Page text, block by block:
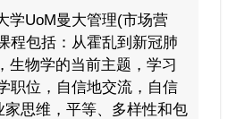
学UoM曼大管理(市场营
程包括：从霍乱到新冠肺
生物学的当前主题，学习
职位，自信地交流，自信
思维，平等、多样性和包